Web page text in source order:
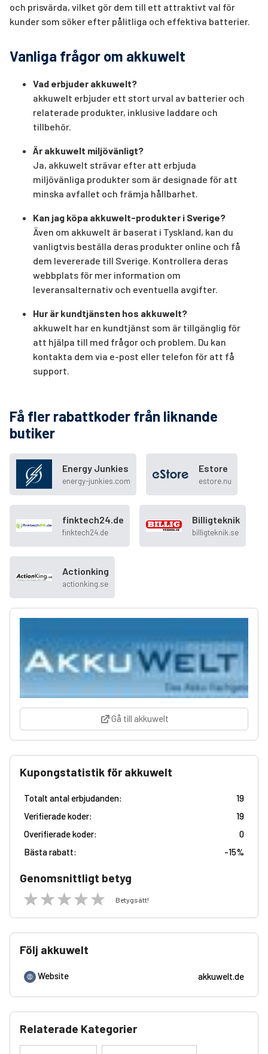
och prisvärda, vilket gör dem till ett attraktivt val för
kunder som söker efter pålitliga och effektiva batterier.
Vanliga frågor om akkuwelt
Vad erbjuder akkuwelt?
akkuwelt erbjuder ett stort urval av batterier och
relaterade produkter, inklusive laddare och
tillbehör.
Är akkuwelt miljövänligt?
Ja, akkuwelt strävar efter att erbjuda
miljövänliga produkter som är designade för att
minska avfallet och främja hållbarhet.
Kan jag köpa akkuwelt-produkter i Sverige?
Även om akkuwelt är baserat i Tyskland, kan du
vanligtvis beställa deras produkter online och få
dem levererade till Sverige. Kontrollera deras
webbplats för mer information om
leveransalternativ och eventuella avgifter.
Hur är kundtjänsten hos akkuwelt?
akkuwelt har en kundtjänst som är tillgänglig för
att hjälpa till med frågor och problem. Du kan
kontakta dem via e-post eller telefon för att få
support.
Få fler rabattkoder från liknande
butiker
Energy Junkies
energy-junkies.com
Estore
estore.nu
finktech24.de
finktech24.de
Billigteknik
billigteknik.se
Actionking
actionking.se
Gå till akkuwelt
Kupongstatistik för akkuwelt
Totalt antal erbjudanden:
19
Verifierade koder:
19
Overifierade koder:
0
Bästa rabatt:
-15%
Genomsnittligt betyg
Betygsätt!
Följ akkuwelt
Website akkuwelt.de
Relaterade Kategorier